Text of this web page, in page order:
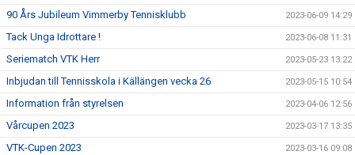
90 Års Jubileum Vimmerby Tennisklubb 2023-06-09 14:29
Tack Unga Idrottare ! 2023-06-08 11:31
Seriematch VTK Herr 2023-05-23 13:22
Inbjudan till Tennisskola i Källängen vecka 26 2023-05-15 10:54
Information från styrelsen 2023-04-06 12:56
Vårcupen 2023 2023-03-17 13:35
VTK-Cupen 2023 2023-03-16 09:08